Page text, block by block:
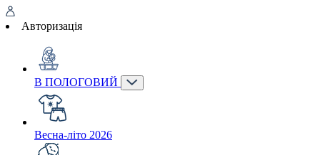
Авторизація
В ПОЛОГОВИЙ
Весна-літо 2026